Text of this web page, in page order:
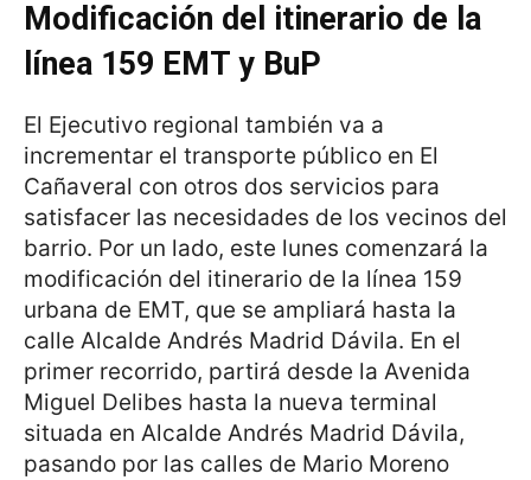
Modificación del itinerario de la
línea 159 EMT y BuP
El Ejecutivo regional también va a
incrementar el transporte público en El
Cañaveral con otros dos servicios para
satisfacer las necesidades de los vecinos del
barrio. Por un lado, este lunes comenzará la
modificación del itinerario de la línea 159
urbana de EMT, que se ampliará hasta la
calle Alcalde Andrés Madrid Dávila. En el
primer recorrido, partirá desde la Avenida
Miguel Delibes hasta la nueva terminal
situada en Alcalde Andrés Madrid Dávila,
pasando por las calles de Mario Moreno